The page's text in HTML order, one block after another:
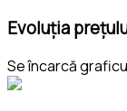
Evoluția
Se încarcă